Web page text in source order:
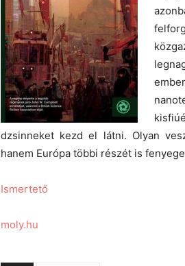
dzsinneket kezd el látni. Olyan
hanem Európa többi részét is
Ismertető
moly.hu